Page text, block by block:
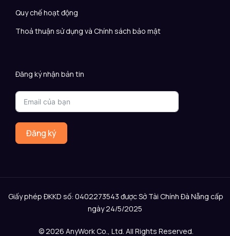
Quy chế hoạt động
Thoả thuận sử dụng và Chính sách bảo mật
Đăng ký nhận bản tin
Đăng ký
Giấy phép ĐKKD số: 0402273543 được Sở Tài Chính Đà Nẵng cấp
ngày 24/5/2025
© 2026 AnyWork Co., Ltd. All Rights Reserved.